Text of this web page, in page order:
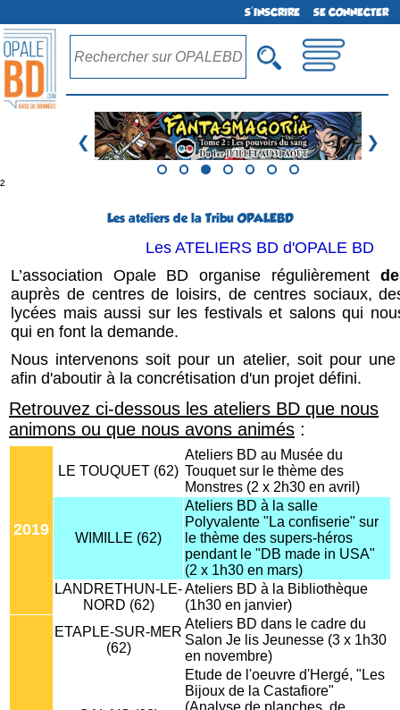
S'INSCRIRE SE CONNECTER
❮ ❯
²
Les ateliers de la Tribu OPALEBD
Les ATELIERS BD d'OPALE BD
L’association Opale BD organise régulièrement
auprès de centres de loisirs, de centres sociaux,
lycées mais aussi sur les festivals et salons qui
qui en font la demande.
Nous intervenons soit pour un atelier, soit pour
afin d'aboutir à la concrétisation d'un projet défini.
Retrouvez ci-dessous les ateliers BD que nous
animons ou que nous avons animés :
2019
LE TOUQUET (62)
Ateliers BD au Musée du
Touquet sur le thème des
Monstres (2 x 2h30 en avril)
WIMILLE (62)
Ateliers BD à la salle
Polyvalente "La confiserie" sur
le thème des supers-héros
pendant le "DB made in USA"
(2 x 1h30 en mars)
LANDRETHUN-LE-
NORD (62)
Ateliers BD à la Bibliothèque
(1h30 en janvier)
ETAPLE-SUR-MER
(62)
Ateliers BD dans le cadre du
Salon Je lis Jeunesse (3 x 1h30
en novembre)
Etude de l'oeuvre d'Hergé, "Les
Bijoux de la Castafiore"
(Analyse de planches, de